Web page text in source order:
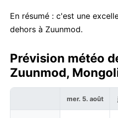
En résumé : c'est une
dehors à Zuunmod.
Prévision météo
Zuunmod,
mer. 5. août